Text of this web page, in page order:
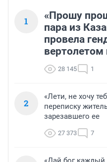
1
«Прошу
пара из
провела
вертолетом
28 145 1
2
«Лети, не хочу
переписку
зарезавшего ее
27 373 7